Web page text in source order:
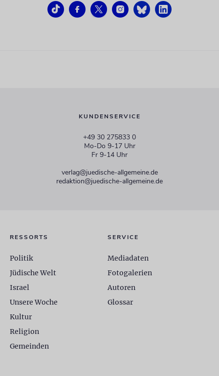
KUNDENSERVICE
+49 30 275833 0
Mo-Do 9-17 Uhr
Fr 9-14 Uhr
verlag@juedische-allgemeine.de
redaktion@juedische-allgemeine.de
RESSORTS
Politik
Jüdische Welt
Israel
Unsere Woche
Kultur
Religion
Gemeinden
SERVICE
Mediadaten
Fotogalerien
Autoren
Glossar